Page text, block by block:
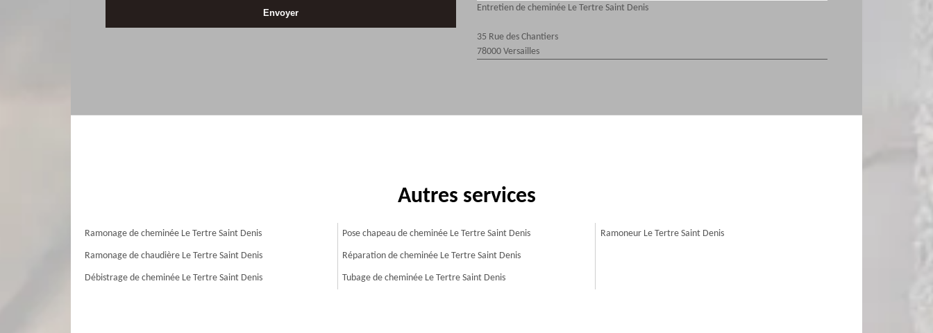
Entretien de cheminée Le Tertre Saint Denis
35 Rue des Chantiers
78000 Versailles
Autres services
Ramonage de cheminée Le Tertre Saint Denis
Ramonage de chaudière Le Tertre Saint Denis
Débistrage de cheminée Le Tertre Saint Denis
Pose chapeau de cheminée Le Tertre Saint Denis
Réparation de cheminée Le Tertre Saint Denis
Tubage de cheminée Le Tertre Saint Denis
Ramoneur Le Tertre Saint Denis